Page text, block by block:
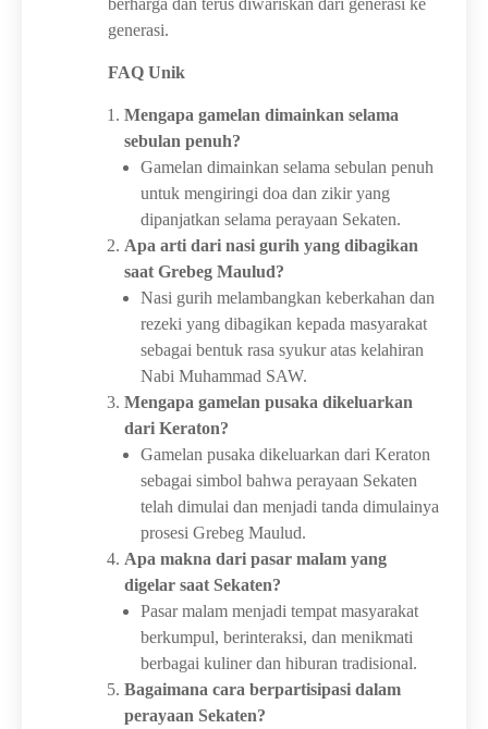
berharga dan terus diwariskan dari generasi ke
generasi.
FAQ Unik
Mengapa gamelan dimainkan selama
sebulan penuh?
Gamelan dimainkan selama sebulan penuh
untuk mengiringi doa dan zikir yang
dipanjatkan selama perayaan Sekaten.
Apa arti dari nasi gurih yang dibagikan
saat Grebeg Maulud?
Nasi gurih melambangkan keberkahan dan
rezeki yang dibagikan kepada masyarakat
sebagai bentuk rasa syukur atas kelahiran
Nabi Muhammad SAW.
Mengapa gamelan pusaka dikeluarkan
dari Keraton?
Gamelan pusaka dikeluarkan dari Keraton
sebagai simbol bahwa perayaan Sekaten
telah dimulai dan menjadi tanda dimulainya
prosesi Grebeg Maulud.
Apa makna dari pasar malam yang
digelar saat Sekaten?
Pasar malam menjadi tempat masyarakat
berkumpul, berinteraksi, dan menikmati
berbagai kuliner dan hiburan tradisional.
Bagaimana cara berpartisipasi dalam
perayaan Sekaten?